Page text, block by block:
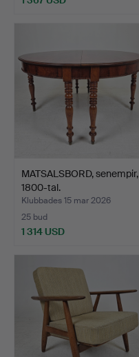
MATSALSBORD, senempir,
1800-tal.
Klubbades 15 mar 2026
25 bud
1 314 USD